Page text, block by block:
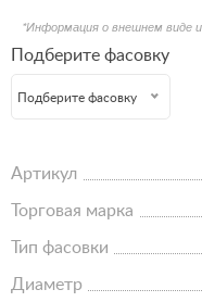
*Информация о внешнем виде
Подберите фасовку
Подберите фасовку
Артикул
Торговая марка
Тип фасовки
Диаметр